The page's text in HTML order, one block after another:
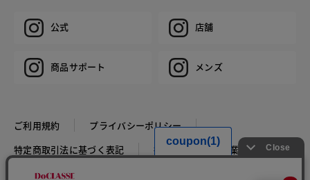
公式 店舗
商品サポート メンズ
ご利用規約
プライバシーポリシー
特定商取引法に基づく表記
推奨環境 企業情報
COPYRIGHT © DoCLASSE ALL RIGHTS RESERVED.